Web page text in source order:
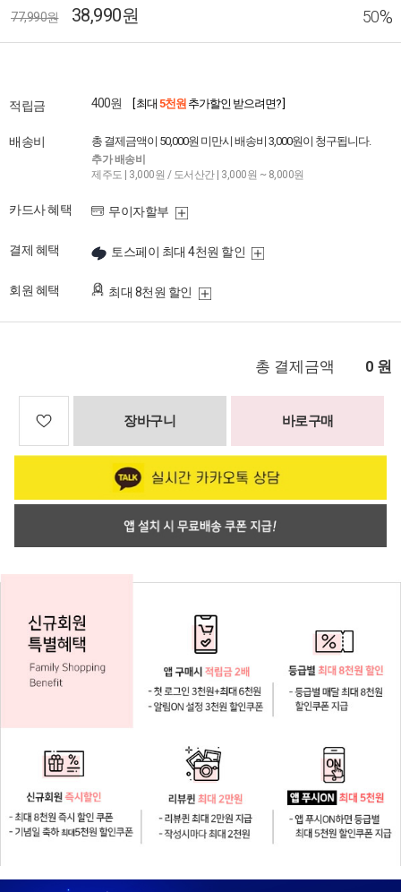
77,990원 38,990원 50%
적립금 400원 [ 최대 5천원 추가할인 받으려면? ]
배송비 총 결제금액이 50,000원 미만시 배송비 3,000원이 청구됩니다.
추가 배송비
제주도 | 3,000원 / 도서산간 | 3,000원 ~ 8,000원
카드사 혜택 무이자할부
결제 혜택 토스페이 최대 4천원 할인
회원 혜택 최대 8천원 할인
총 결제금액 0 원
장바구니 바로구매